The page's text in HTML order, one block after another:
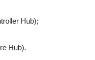
Hub);
Hub).